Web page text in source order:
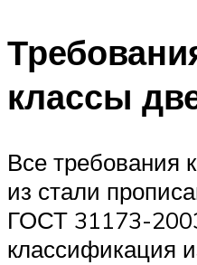
классы
Все требования
из стали
ГОСТ 31173-
классификация